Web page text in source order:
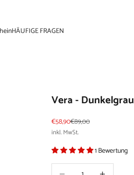
HÄUFIGE FRAGEN
Vera - Dunkelgrau
Angebot
€58,90Regulärer Preis
€89,00
inkl. MwSt.
1 Bewertung